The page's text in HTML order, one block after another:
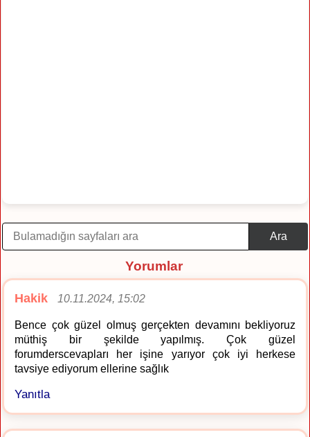
Ara
Yorumlar
Hakik 10.11.2024, 15:02
Bence çok güzel olmuş gerçekten devamını bekliyoruz
müthiş bir şekilde yapılmış. Çok güzel
forumderscevapları her işine yarıyor çok iyi herkese
tavsiye ediyorum ellerine sağlık
Yanıtla